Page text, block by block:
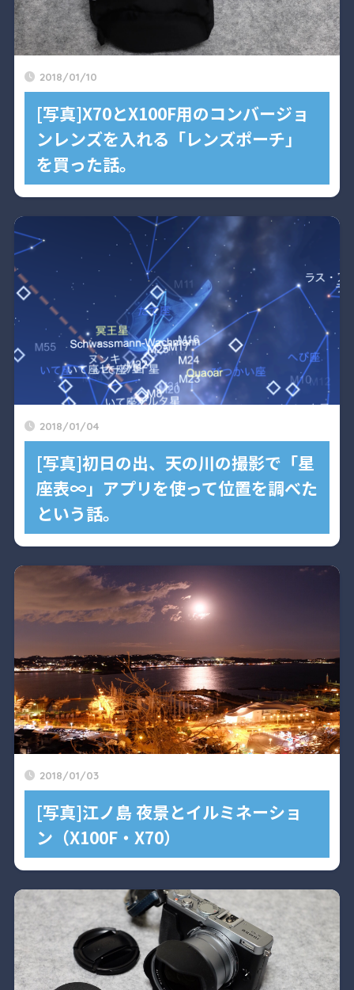
2018/01/10
[写真]X70とX100F用のコンバージョ
ンレンズを入れる「レンズポーチ」
を買った話。
2018/01/04
[写真]初日の出、天の川の撮影で「星
座表∞」アプリを使って位置を調べた
という話。
2018/01/03
[写真]江ノ島 夜景とイルミネーショ
ン（X100F・X70）